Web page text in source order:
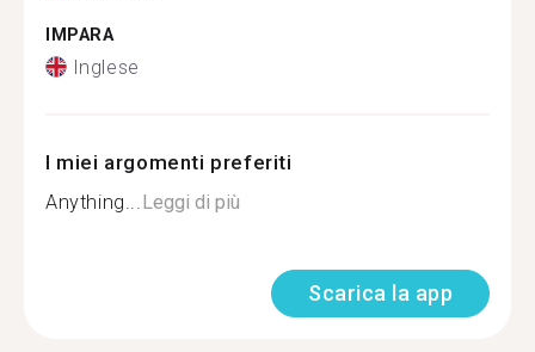
IMPARA
Inglese
I miei argomenti preferiti
Anything... Leggi di più
Scarica la app